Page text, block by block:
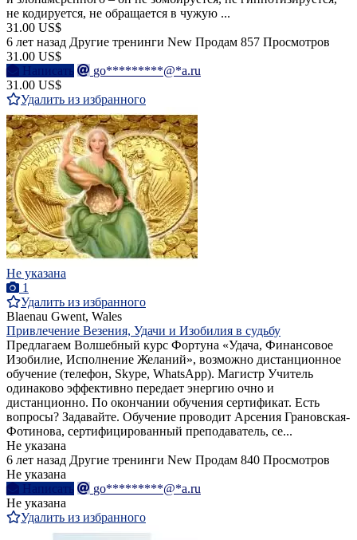
не кодируется, не обращается в чужую ...
31.00 US$
6 лет назад Другие тренинги New Продам 857 Просмотров
31.00 US$
Написать
go*********@*a.ru
31.00 US$
Удалить из избранного
Не указана
1
Удалить из избранного
Blaenau Gwent, Wales
Привлечение Везения, Удачи и Изобилия в судьбу
Предлагаем Волшебный курс Фортуна «Удача, Финансовое
Изобилие, Исполнение Желаний», возможно дистанционное
обучение (телефон, Skype, WhatsApp). Магистр Учитель
одинаково эффективно передает энергию очно и
дистанционно. По окончании обучения сертификат. Есть
вопросы? Задавайте. Обучение проводит Арсения Грановская-
Фотинова, сертифицированный преподаватель, се...
Не указана
6 лет назад Другие тренинги New Продам 840 Просмотров
Не указана
Написать
go*********@*a.ru
Не указана
Удалить из избранного